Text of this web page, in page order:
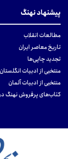
پیشنهاد نهنگ
مطالعات انقلاب
تاریخ معاصر ایران
تجدید چاپی‌ها
منتخبی از ادبیات انگلستان
منتخبی از ادبیات آلمان
کتاب‌های پرفروش نهنگ